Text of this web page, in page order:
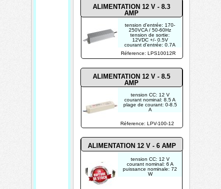
Réference: LPV-100-12
Réference: LPS10012R
tension d'entrée: 170-
250VCA / 50-60Hz
tension de sortie:
12VDC +/- 0.5V
courant d'entrée: 0.7A
puissance max.: 100W
tension CC: 12 V
courant nominal: 6 A
puissance nominale: 72
W
tension CC: 12 V
courant nominal: 8.5 A
plage de courant: 0-8.5
A
ondulation & bruit
(max.): 120 mVp-p
5.0 %
ALIMENTATION 12 V - 8.3
AMP
ALIMENTATION 12 V - 6 AMP
ALIMENTATION 12 V - 8.5
AMP